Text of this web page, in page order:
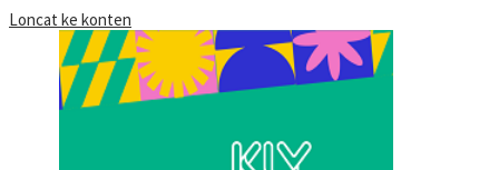
Loncat ke konten